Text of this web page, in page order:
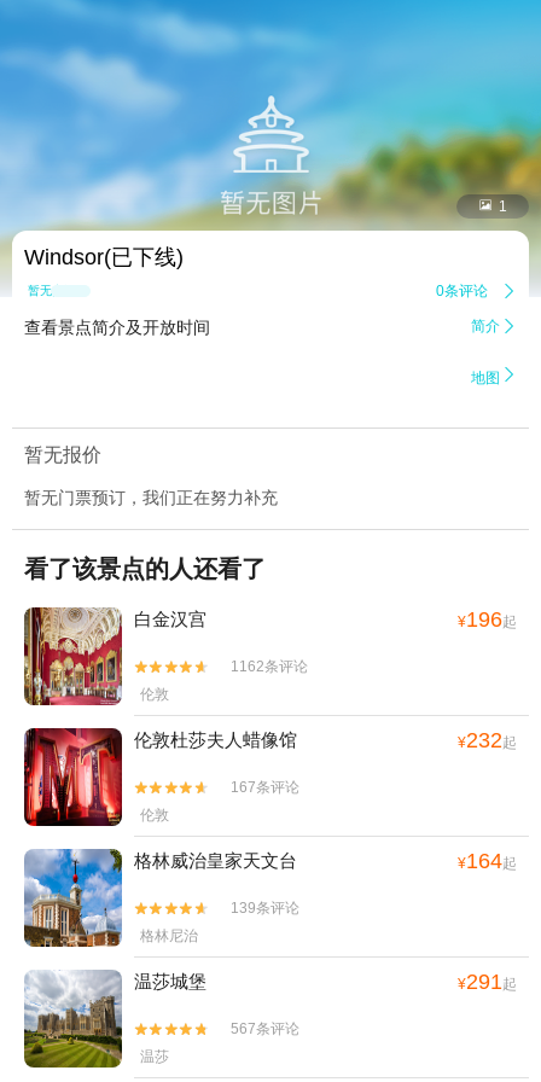
 1
Windsor(已下线)
暂无点评 0条评论 
查看景点简介及开放时间 简介 
地图 
暂无报价
暂无门票预订，我们正在努力补充
看了该景点的人还看了
白金汉宫 ¥196起


1162条评论
伦敦
伦敦杜莎夫人蜡像馆 ¥232起


167条评论
伦敦
格林威治皇家天文台 ¥164起


139条评论
格林尼治
温莎城堡 ¥291起


567条评论
温莎